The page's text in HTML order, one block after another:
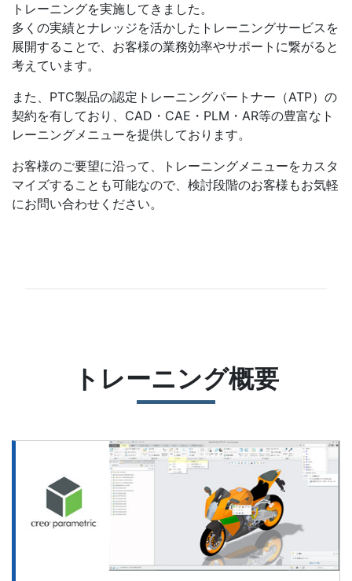
トレーニングを実施してきました。
多くの実績とナレッジを活かしたトレーニングサービスを
展開することで、お客様の業務効率やサポートに繋がると
考えています。
また、PTC製品の認定トレーニングパートナー（ATP）の
契約を有しており、CAD・CAE・PLM・AR等の豊富なト
レーニングメニューを提供しております。
お客様のご要望に沿って、トレーニングメニューをカスタ
マイズすることも可能なので、検討段階のお客様もお気軽
にお問い合わせください。
トレーニング概要